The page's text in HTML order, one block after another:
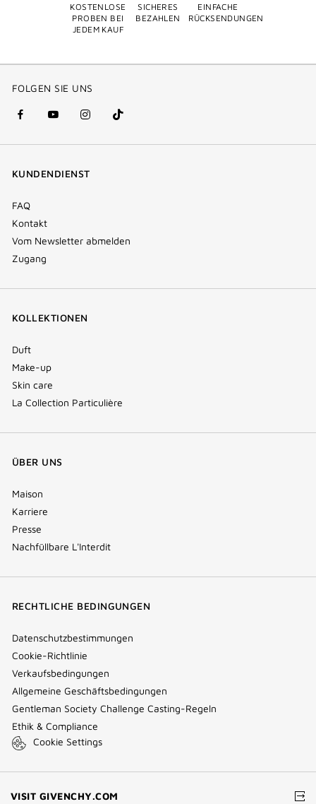
KOSTENLOSE
PROBEN BEI
JEDEM KAUF
SICHERES
BEZAHLEN
EINFACHE
RÜCKSENDUNGEN
FOLGEN SIE UNS
facebook
(new
youtube
(new
instagram
(new
Tik
Tok
KUNDENDIENST
FAQ
Kontakt
Vom Newsletter abmelden
Zugang
KOLLEKTIONEN
Duft
Make-up
Skin care
La Collection Particulière
ÜBER UNS
Maison
Karriere
Presse
Nachfüllbare L'Interdit
RECHTLICHE BEDINGUNGEN
Datenschutzbestimmungen
Cookie-Richtlinie
Verkaufsbedingungen
Allgemeine Geschäftsbedingungen
Gentleman Society Challenge Casting-Regeln
Ethik & Compliance
Cookie Settings
VISIT GIVENCHY.COM